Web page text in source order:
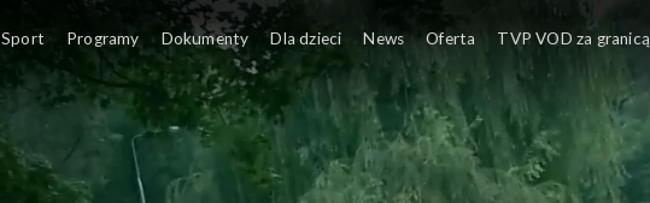
Sport Programy Dokumenty Dla dzieci News Oferta TVP VOD za granicą